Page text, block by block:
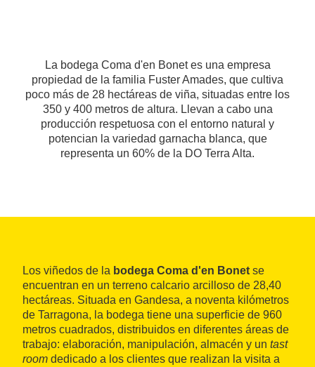
La bodega Coma d'en Bonet es una empresa
propiedad de la familia Fuster Amades, que cultiva
poco más de 28 hectáreas de viña, situadas entre los
350 y 400 metros de altura. Llevan a cabo una
producción respetuosa con el entorno natural y
potencian la variedad garnacha blanca, que
representa un 60% de la DO Terra Alta.
Los viñedos de la bodega Coma d'en Bonet se
encuentran en un terreno calcario arcilloso de 28,40
hectáreas. Situada en Gandesa, a noventa kilómetros
de Tarragona, la bodega tiene una superficie de 960
metros cuadrados, distribuidos en diferentes áreas de
trabajo: elaboración, manipulación, almacén y un tast
room dedicado a los clientes que realizan la visita a